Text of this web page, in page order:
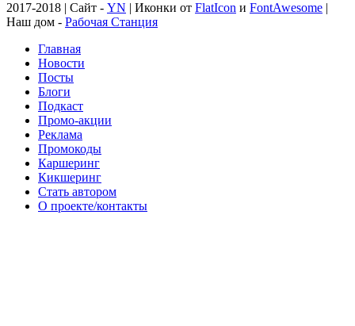
2017-2018 | Сайт - YN | Иконки от FlatIcon и FontAwesome |
Наш дом - Рабочая Станция
Главная
Новости
Посты
Блоги
Подкаст
Промо-акции
Реклама
Промокоды
Каршеринг
Кикшеринг
Стать автором
О проекте/контакты